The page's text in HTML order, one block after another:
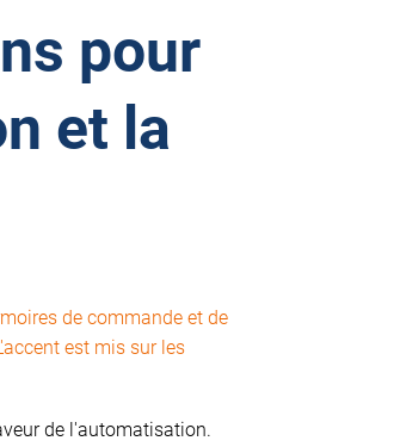
pour
et la
de commande et de
est mis sur les
de l'automatisation.